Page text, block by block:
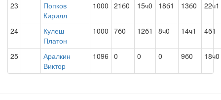
23
Попков
Кирилл
1000 21б0 15ч0 18б1 13б0 22ч1
24
Кулеш
Платон
1000 7б0 12б1 8ч0 14ч1 4б1
25
Аралкин
Виктор
1096 0 0 0 9б0 18ч0